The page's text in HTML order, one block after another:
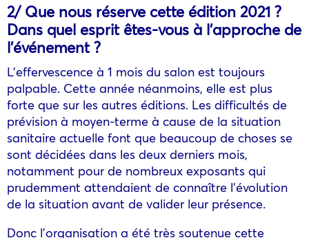
2/ Que nous réserve cette édition 2021 ?
Dans quel esprit êtes-vous à l’approche de
l’événement ?
L’effervescence à 1 mois du salon est toujours
palpable. Cette année néanmoins, elle est plus
forte que sur les autres éditions. Les difficultés de
prévision à moyen-terme à cause de la situation
sanitaire actuelle font que beaucoup de choses se
sont décidées dans les deux derniers mois,
notamment pour de nombreux exposants qui
prudemment attendaient de connaître l’évolution
de la situation avant de valider leur présence.
Donc l’organisation a été très soutenue cette